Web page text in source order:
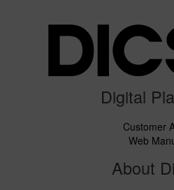
Digital
Customer
Web
About